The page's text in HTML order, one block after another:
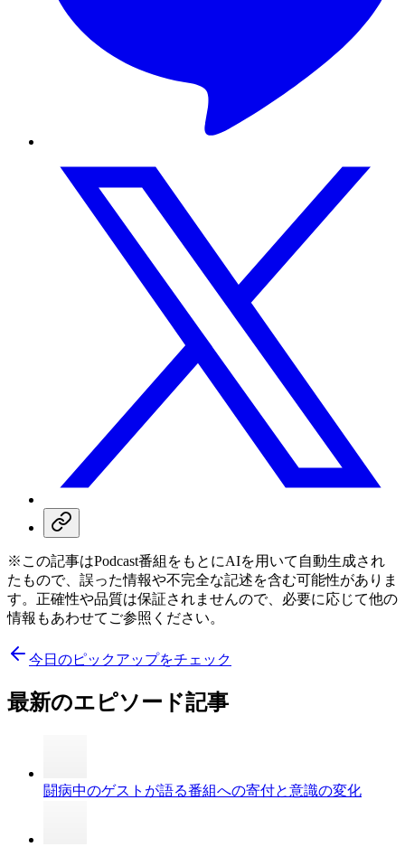
※この記事はPodcast番組をもとにAIを用いて自動生成され
たもので、誤った情報や不完全な記述を含む可能性がありま
す。正確性や品質は保証されませんので、必要に応じて他の
情報もあわせてご参照ください。
今日のピックアップをチェック
最新のエピソード記事
闘病中のゲストが語る番組への寄付と意識の変化